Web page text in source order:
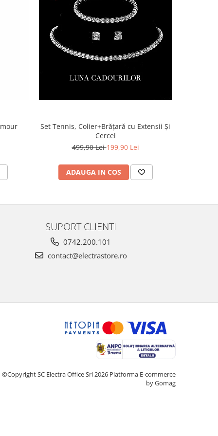
Set Tennis, Colier+Brățară cu Extensii Și
Cercei
499,90 Lei199,90 Lei
ADAUGA IN COS
SUPORT CLIENTI
0742.200.101
contact@electrastore.ro
©Copyright SC Electra Office Srl 2026 Platforma E-commerce
by Gomag